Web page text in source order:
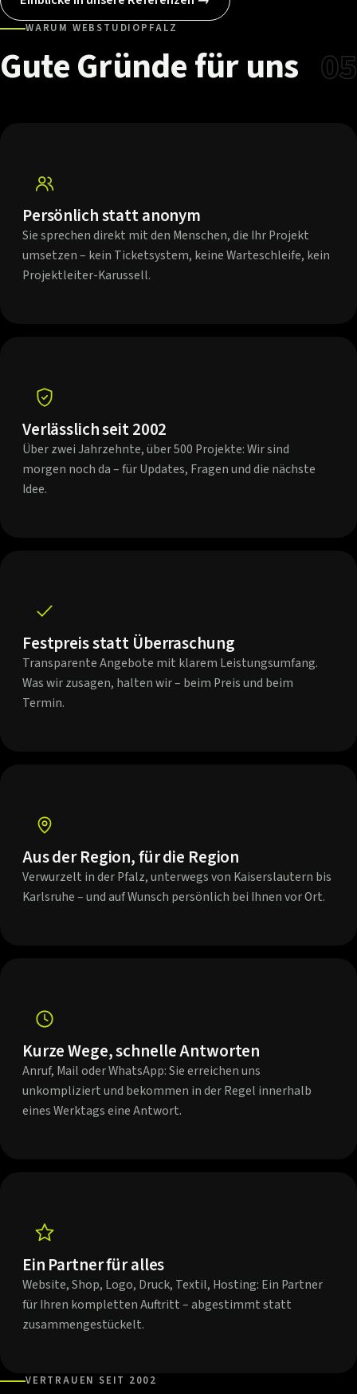
WARUM WEBSTUDIOPFALZ
GuteGründefüruns 05
Persönlich statt anonym
Sie sprechen direkt mit den Menschen, die Ihr Projekt
umsetzen – kein Ticketsystem, keine Warteschleife, kein
Projektleiter-Karussell.
Verlässlich seit 2002
Über zwei Jahrzehnte, über 500 Projekte: Wir sind
morgen noch da – für Updates, Fragen und die nächste
Idee.
Festpreis statt Überraschung
Transparente Angebote mit klarem Leistungsumfang.
Was wir zusagen, halten wir – beim Preis und beim
Termin.
Aus der Region, für die Region
Verwurzelt in der Pfalz, unterwegs von Kaiserslautern bis
Karlsruhe – und auf Wunsch persönlich bei Ihnen vor Ort.
Kurze Wege, schnelle Antworten
Anruf, Mail oder WhatsApp: Sie erreichen uns
unkompliziert und bekommen in der Regel innerhalb
eines Werktags eine Antwort.
Ein Partner für alles
Website, Shop, Logo, Druck, Textil, Hosting: Ein Partner
für Ihren kompletten Auftritt – abgestimmt statt
zusammengestückelt.
VERTRAUEN SEIT 2002